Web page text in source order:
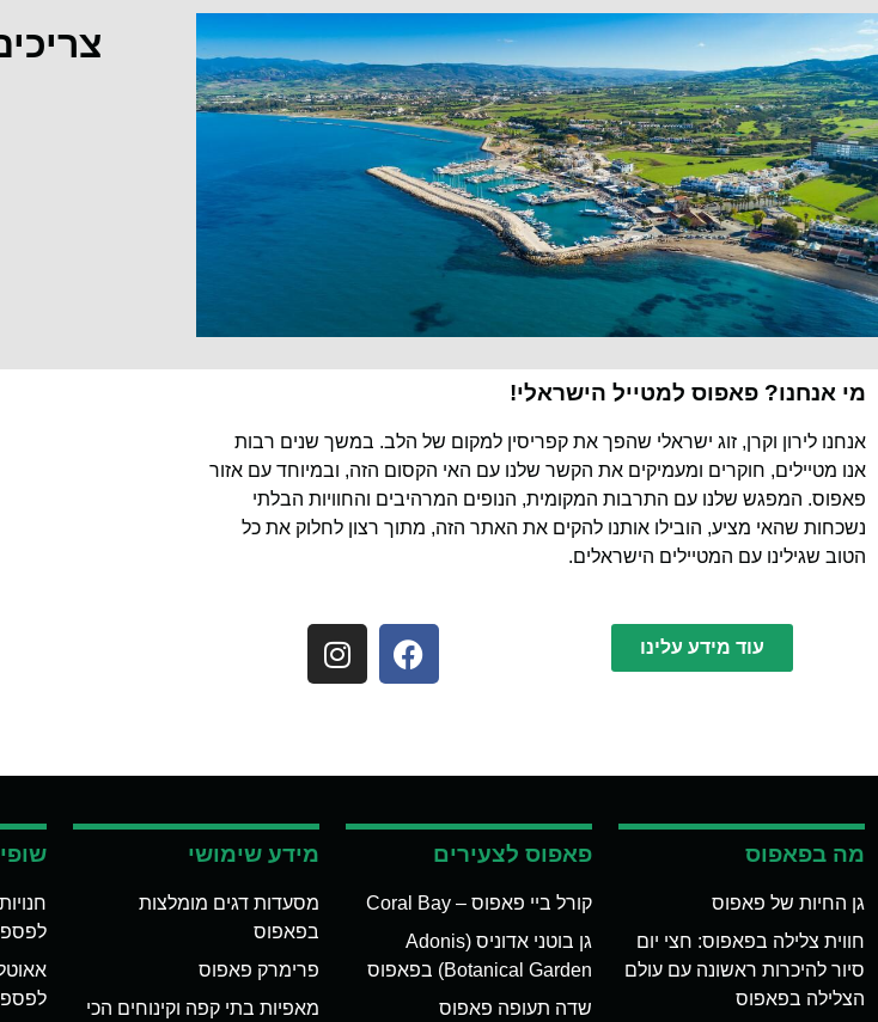
מי אנחנו? פאפוס למטייל הישראלי!
אנחנו לירון וקרן, זוג ישראלי שהפך את קפריסין למקום של הלב. במשך שנים רבות
אנו מטיילים, חוקרים ומעמיקים את הקשר שלנו עם האי הקסום הזה, ובמיוחד עם אזור
פאפוס. המפגש שלנו עם התרבות המקומית, הנופים המרהיבים והחוויות הבלתי
נשכחות שהאי מציע, הובילו אותנו להקים את האתר הזה, מתוך רצון לחלוק את כל
הטוב שגילינו עם המטיילים הישראלים.
עוד מידע עלינו
מה בפאפוס
גן החיות של פאפוס
חווית צלילה בפאפוס: חצי יום
סיור להיכרות ראשונה עם עולם
הצלילה בפאפוס
פאפוס לצעירים
קורל ביי פאפוס – Coral Bay
גן בוטני אדוניס (Adonis
Botanical Garden) בפאפוס
שדה תעופה פאפוס
מידע שימושי
מסעדות דגים מומלצות
בפאפוס
פרימרק פאפוס
מאפיות בתי קפה וקינוחים הכי